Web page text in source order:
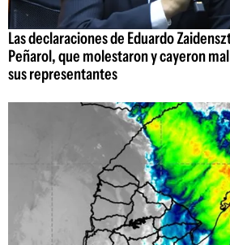
Las declaraciones de Eduardo
Peñarol, que molestaron y cayeron mal
sus representantes